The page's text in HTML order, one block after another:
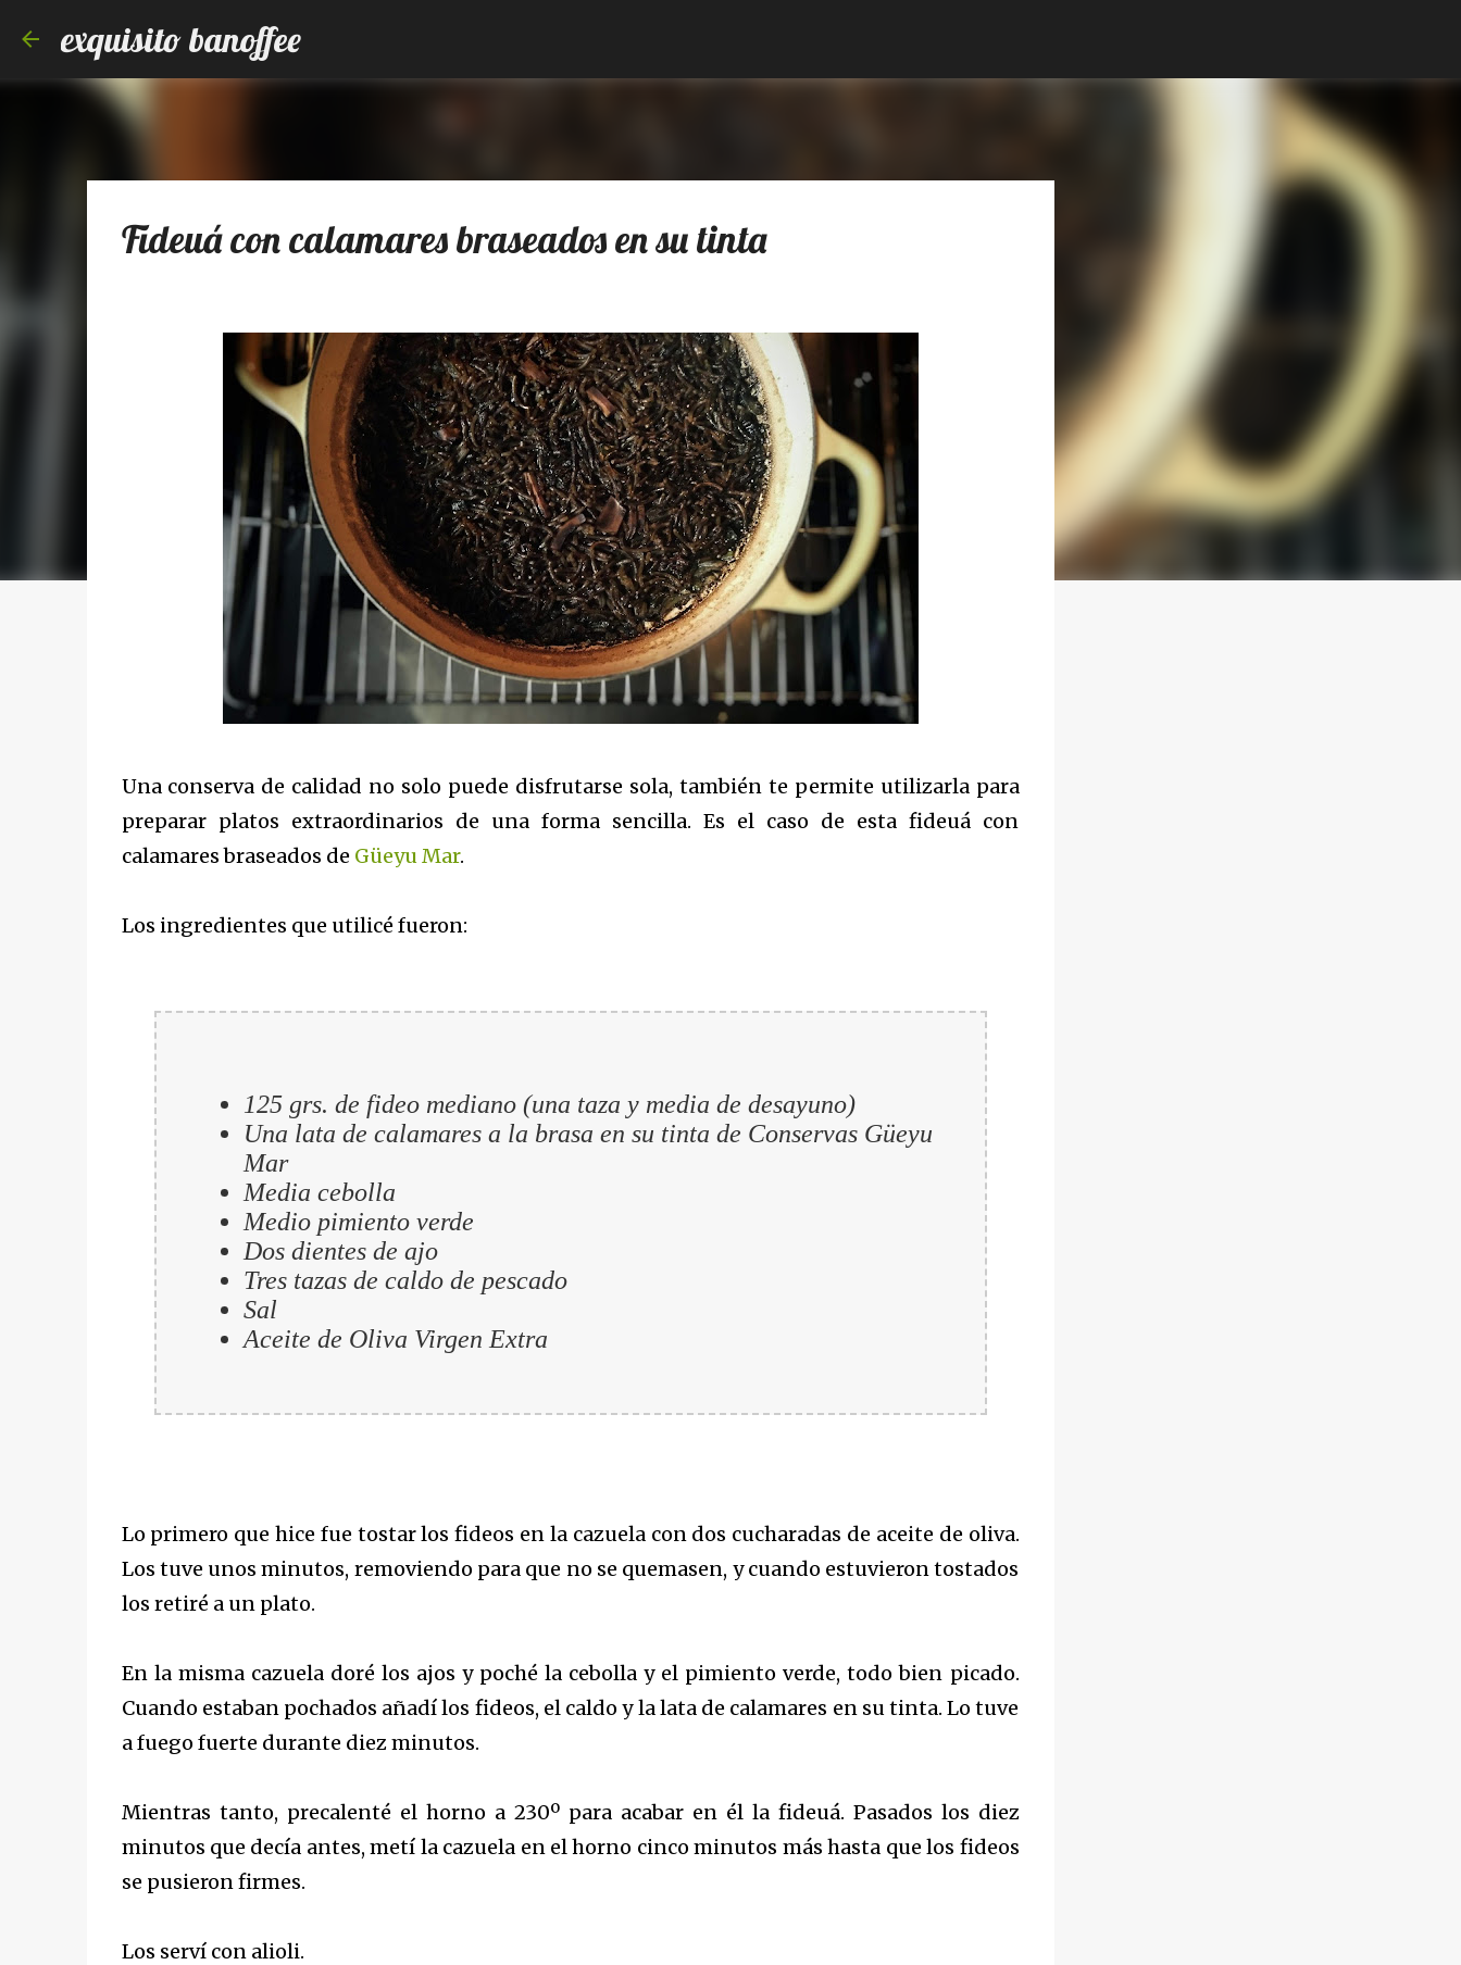
exquisito banoffee
Fideuá con calamares braseados en su tinta
Una conserva de calidad no solo puede disfrutarse sola, también te permite utilizarla para
preparar platos extraordinarios de una forma sencilla. Es el caso de esta fideuá con
calamares braseados de Güeyu Mar.
Los ingredientes que utilicé fueron:
125 grs. de fideo mediano (una taza y media de desayuno)
Una lata de calamares a la brasa en su tinta de Conservas Güeyu
Mar
Media cebolla
Medio pimiento verde
Dos dientes de ajo
Tres tazas de caldo de pescado
Sal
Aceite de Oliva Virgen Extra
Lo primero que hice fue tostar los fideos en la cazuela con dos cucharadas de aceite de oliva.
Los tuve unos minutos, removiendo para que no se quemasen, y cuando estuvieron tostados
los retiré a un plato.
En la misma cazuela doré los ajos y poché la cebolla y el pimiento verde, todo bien picado.
Cuando estaban pochados añadí los fideos, el caldo y la lata de calamares en su tinta. Lo tuve
a fuego fuerte durante diez minutos.
Mientras tanto, precalenté el horno a 230º para acabar en él la fideuá. Pasados los diez
minutos que decía antes, metí la cazuela en el horno cinco minutos más hasta que los fideos
se pusieron firmes.
Los serví con alioli.